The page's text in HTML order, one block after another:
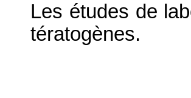
Les études de
tératogènes.